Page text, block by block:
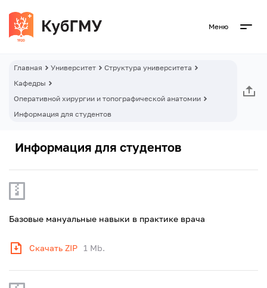
Меню
Главная Университет
Структура университета
Кафедры
Оперативной хирургии и топографической анатомии
Информация для студентов
Информация для студентов
Базовые мануальные навыки в практике врача
Скачать ZIP 1 Mb.